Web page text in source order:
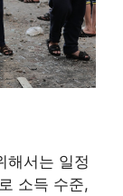
해서는 일정
소득 수준,